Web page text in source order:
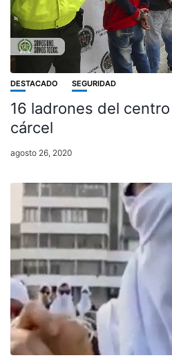
DESTACADO SEGURIDAD
16 ladrones del
cárcel
agosto 26, 2020